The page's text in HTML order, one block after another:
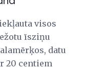
visos
īsziņu
datu
20 centiem